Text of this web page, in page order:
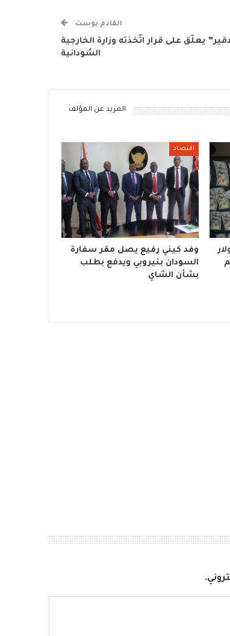
القادم بوست
يعلّق على قرار اتّخذته وزارة الخارجية
السُودانية
المزيد عن المؤلف
دولار
اقتصاد
وفد كيني رفيع يصل مقر سفارة
السودان بنيروبي ويدفع بطلب
بشأن الشاي